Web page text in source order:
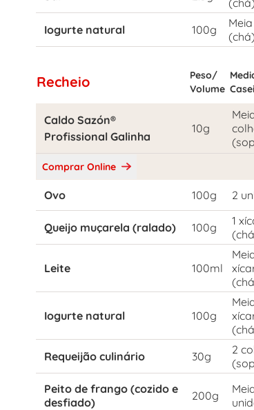
(chá)
Iogurte natural
100g
(chá)
Recheio
Peso/
Volume
Caldo Sazón®
Profissional Galinha
10g
Comprar Online
Ovo 100g 2
Queijo muçarela (ralado) 100g
1
Leite 100ml
Iogurte natural 100g
Requeijão culinário
30g
2
Peito de frango (cozido e
desfiado)
200g